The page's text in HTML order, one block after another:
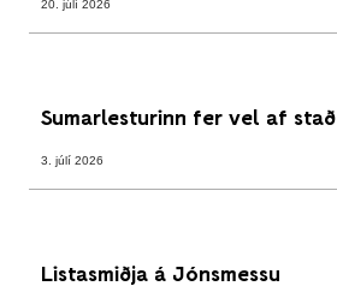
20. júlí 2026
Sumarlesturinn fer vel af stað
3. júlí 2026
Listasmiðja á Jónsmessu